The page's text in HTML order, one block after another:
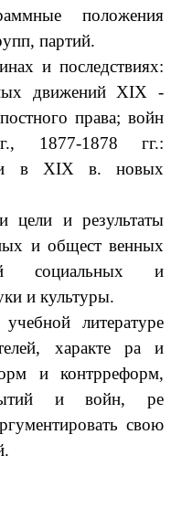
положения
партий.
и последствиях:
движений XIX -
права; войн
1877-1878 гг.:
в XIX в. новых
цели и результаты
и общест венных
социальных и
и культуры.
литературе
характе ра и
и контрреформ,
и войн, ре
свою